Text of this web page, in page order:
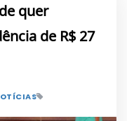
quer
de R$ 27